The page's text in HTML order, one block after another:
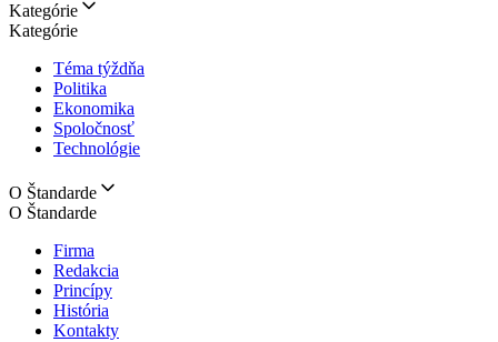
Kategórie
Kategórie
Téma týždňa
Politika
Ekonomika
Spoločnosť
Technológie
O Štandarde
O Štandarde
Firma
Redakcia
Princípy
História
Kontakty